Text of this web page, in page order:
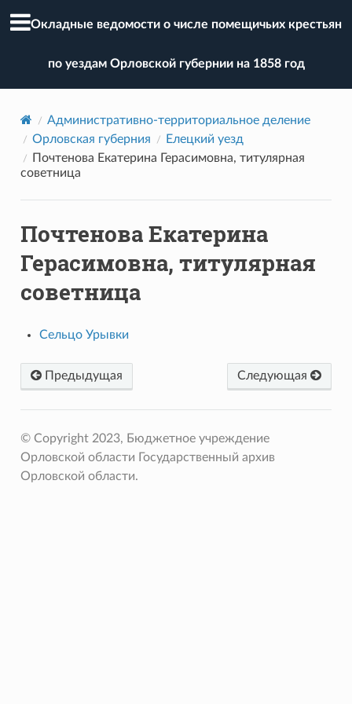
Окладные ведомости о числе помещичьих крестьян
по уездам Орловской губернии на 1858 год
Административно-территориальное деление
Орловская губерния
Елецкий уезд
Почтенова Екатерина Герасимовна, титулярная
советница
Почтенова Екатерина
Герасимовна, титулярная
советница
Сельцо Урывки
Предыдущая Следующая
© Copyright 2023, Бюджетное учреждение
Орловской области Государственный архив
Орловской области.